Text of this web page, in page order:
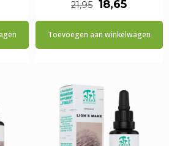
21,95
prijs
18,65Huidige
prijs
Toevoegen aan winkelwagen